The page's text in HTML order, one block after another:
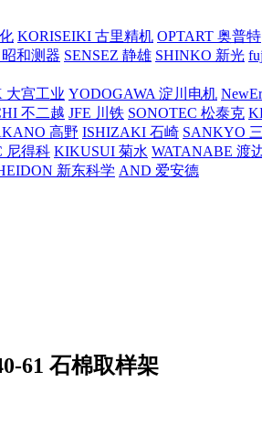
KORISEIKI 古里精机 OPTART 奥普特
和测器 SENSEZ 静雄 SHINKO 新光
大宫工业 YODOGAWA 淀川电机
不二越 JFE 川铁 SONOTEC 松泰克
高野 ISHIZAKI 石崎 SANKYO
尼得科 KIKUSUI 菊水 WATANABE 渡
新东科学 AND 爱安德
61 石棉取样架